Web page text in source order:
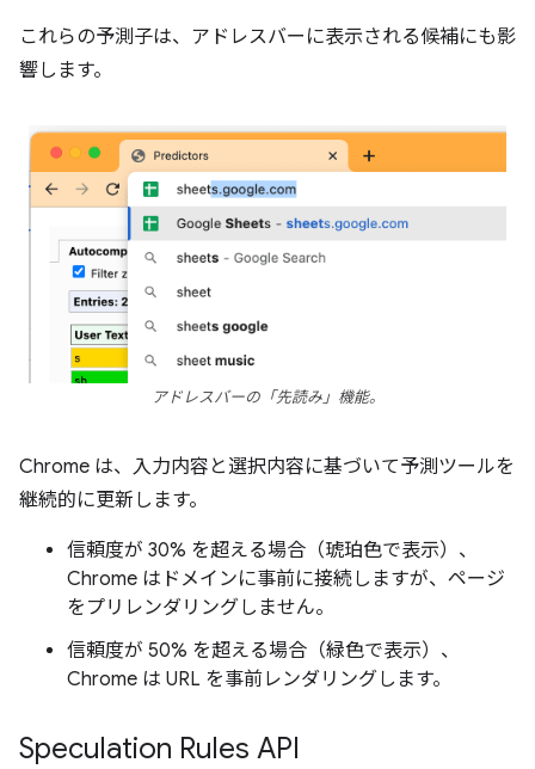
これらの予測子は、アドレスバーに表示される候補にも影
響します。
アドレスバーの「先読み」機能。
Chrome は、入力内容と選択内容に基づいて予測ツールを
継続的に更新します。
信頼度が 30% を超える場合（琥珀色で表示）、
Chrome はドメインに事前に接続しますが、ページ
をプリレンダリングしません。
信頼度が 50% を超える場合（緑色で表示）、
Chrome は URL を事前レンダリングします。
Speculation Rules API